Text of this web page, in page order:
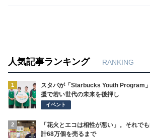
人気記事ランキング RANKING
1
スタバが「Starbucks Youth Program
援で若い世代の未来を後押し
イベント
2
「花火とエコは相性が悪い」。それで
計68万個を売るまで